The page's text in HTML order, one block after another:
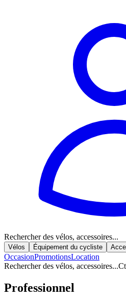
Rechercher des vélos, accessoires...
Vélos Équipement du cycliste
OccasionPromotionsLocation
Rechercher des vélos, accessoires...
Professionnel